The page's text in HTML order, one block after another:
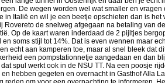
De wegen worden wel wat smaller en vragen
in Italië en wil je een beetje opschieten dan is het
Rovereto de snelweg afgegaan na betaling van
Op de kaart waren inderdaad de 2 pijltjes
en soms stijl tot 14%. Dat is even wennen maar
echt aan kamperen toe, maar al snel bleek dat
een pompstationnetje aangedaan en dan
spul werkt ook in de NSU TT. Na een poosje
hebben gegeten en overnacht in Gasthof Alla